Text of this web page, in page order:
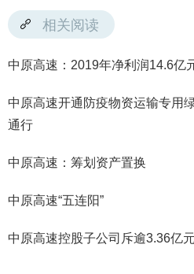
相关阅读
中原高速：2019年净利润14.6亿
中原高速开通防疫物资运输专用
通行
中原高速：筹划资产置换
中原高速“五连阳”
中原高速控股子公司斥逾3.36亿